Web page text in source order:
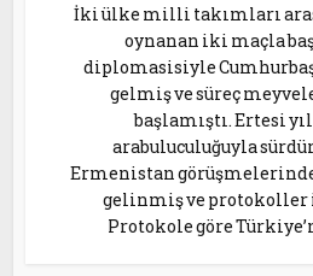
İki ülke milli takımları
oynanan iki maçla
diplomasisiyle
gelmiş ve süreç
başlamıştı. Ertesi
arabuluculuğuyla
Ermenistan
gelinmiş ve protokoller
Protokole göre